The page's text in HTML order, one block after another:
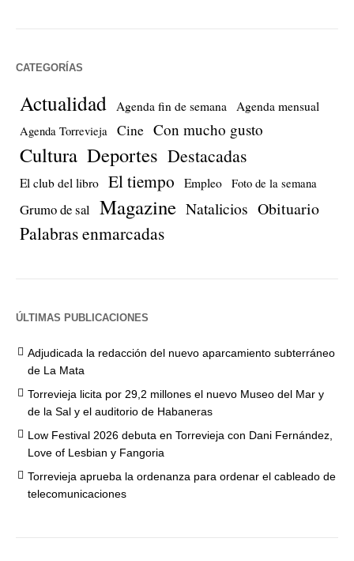
CATEGORÍAS
Actualidad Agenda fin de semana Agenda mensual
Agenda Torrevieja Cine Con mucho gusto
Cultura Deportes Destacadas
El club del libro El tiempo Empleo Foto de la semana
Grumo de sal Magazine Natalicios Obituario
Palabras enmarcadas
ÚLTIMAS PUBLICACIONES
Adjudicada la redacción del nuevo aparcamiento subterráneo
de La Mata
Torrevieja licita por 29,2 millones el nuevo Museo del Mar y
de la Sal y el auditorio de Habaneras
Low Festival 2026 debuta en Torrevieja con Dani Fernández,
Love of Lesbian y Fangoria
Torrevieja aprueba la ordenanza para ordenar el cableado de
telecomunicaciones